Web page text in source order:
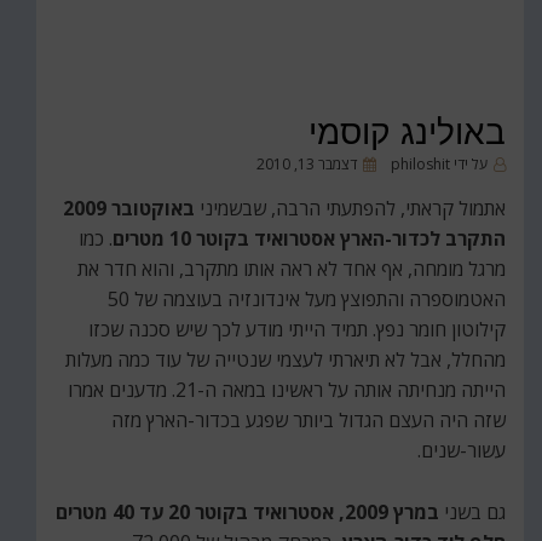
באולינג קוסמי
על ידי philoshit
פורסםדצמבר 13, 2010
אתמול קראתי, להפתעתי הרבה, שבשמיני
באוקטובר 2009
התקרב לכדור-הארץ אסטרואיד בקוטר 10 מטרים
. כמו
מרגל מומחה, אף אחד לא ראה אותו מתקרב, והוא חדר את
האטמוספרה והתפוצץ מעל אינדונזיה בעוצמה של 50
קילוטון חומר נפץ. תמיד הייתי מודע לכך שיש סכנה שכזו
מהחלל, אבל לא תיארתי לעצמי שנטייה של עוד כמה מעלות
הייתה מנחיתה אותה על ראשינו במאה ה-21. מדענים אמרו
שזה היה העצם הגדול ביותר שפגע בכדור-הארץ מזה
עשור-שנים.
גם בשני
במרץ 2009, אסטרואיד בקוטר 20 עד 40 מטרים